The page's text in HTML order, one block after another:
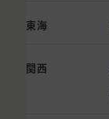
東海
関西